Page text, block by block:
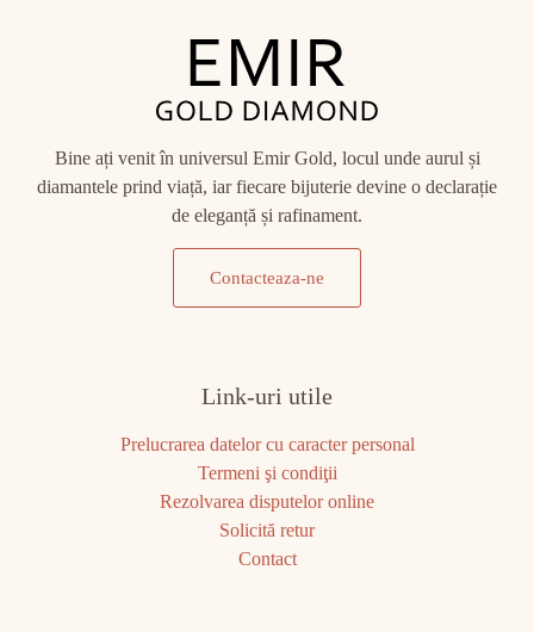
Bine ați venit în universul Emir Gold, locul unde aurul și
diamantele prind viață, iar fiecare bijuterie devine o declarație
de eleganță și rafinament.
Contacteaza-ne
Link-uri utile
Prelucrarea datelor cu caracter personal
Termeni şi condiţii
Rezolvarea disputelor online
Solicită retur
Contact